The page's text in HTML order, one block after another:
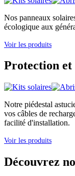
Nos panneaux
écologique aux
Voir les produits
Protection et
Notre piédestal
vos câbles de
facilité d'installation.
Voir les produits
Découvrez